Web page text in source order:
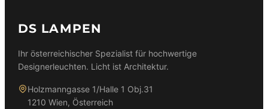
DS LAMPEN
Ihr österreichischer Spezialist für hochwertige
Designerleuchten. Licht ist Architektur.
Holzmanngasse 1/Halle 1 Obj.31
1210 Wien, Österreich